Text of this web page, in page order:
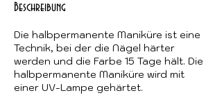
Beschreibung
Die halbpermanente Maniküre ist eine
Technik, bei der die Nägel härter
werden und die Farbe 15 Tage hält. Die
halbpermanente Maniküre wird mit
einer UV-Lampe gehärtet.